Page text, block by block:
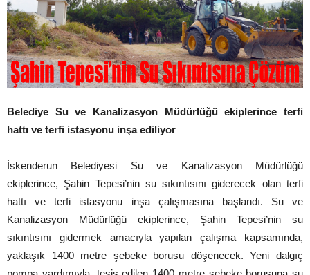
Belediye Su ve Kanalizasyon Müdürlüğü ekiplerince terfi
hattı ve terfi istasyonu inşa ediliyor
İskenderun Belediyesi Su ve Kanalizasyon Müdürlüğü
ekiplerince, Şahin Tepesi’nin su sıkıntısını giderecek olan terfi
hattı ve terfi istasyonu inşa çalışmasına başlandı. Su ve
Kanalizasyon Müdürlüğü ekiplerince, Şahin Tepesi’nin su
sıkıntısını gidermek amacıyla yapılan çalışma kapsamında,
yaklaşık 1400 metre şebeke borusu döşenecek. Yeni dalgıç